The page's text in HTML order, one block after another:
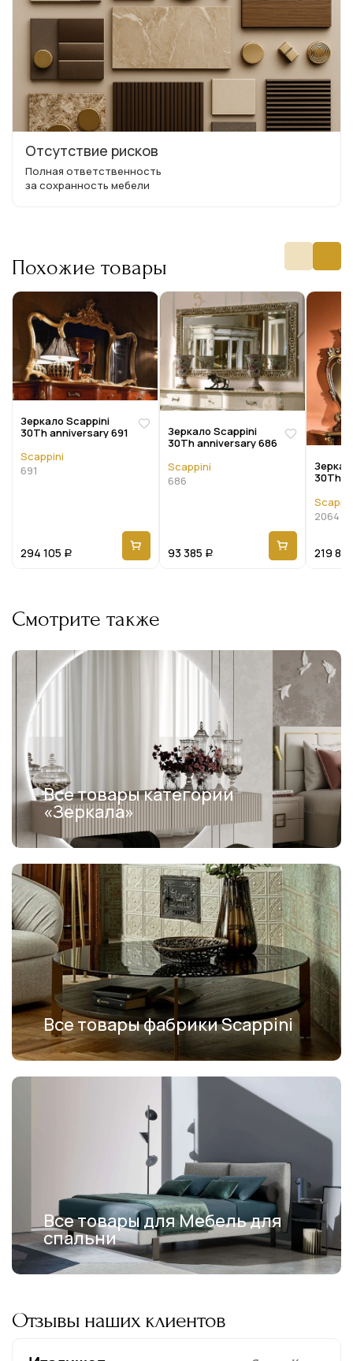
Отсутствие рисков
Полная ответственность
за сохранность мебели
Похожие товары
Зеркало Scappini
30Th anniversary 691
Scappini
691
294 105 Р
Зеркало Scappini
30Th anniversary 686
Scappini
686
93 385 Р
30Th
2064
219
Смотрите также
Все товары категории
«Зеркала»
Все товары фабрики Scappini
Все товары для Мебель для
спальни
Отзывы наших клиентов